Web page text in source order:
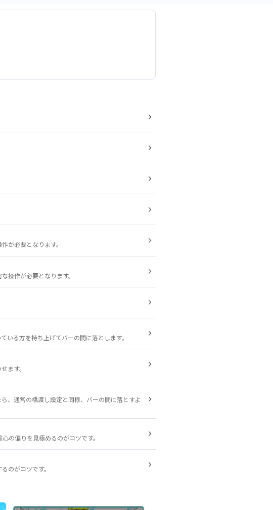
が必要となります。
操作が必要となります。
いる方を持ち上げてバーの間に落とします。
ます。
、通常の橋渡し設定と同様、バーの間に落とすよ
の偏りを見極めるのがコツです。
のがコツです。